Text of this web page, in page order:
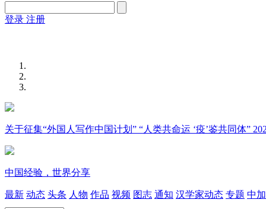
登录 注册
关于征集“外国人写作中国计划” “人类共命运 ‘疫’鉴共同体”
中国经验，世界分享
最新 动态 头条 人物 作品 视频 图志 通知 汉学家动态 专题 中